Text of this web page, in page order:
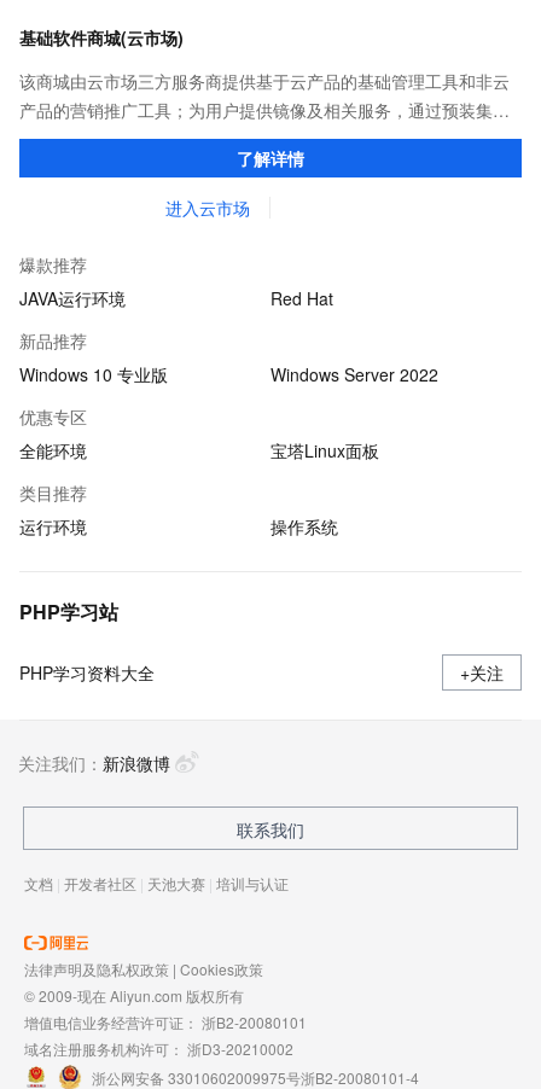
基础软件商城(云市场)
该商城由云市场三方服务商提供基于云产品的基础管理工具和非云
产品的营销推广工具；为用户提供镜像及相关服务，通过预装集成
环境及软件，实现云服务器即开即于阿里云的独立软件类，包括商
业软件、系统软件、营销软件等。了解详情
进入云市场
爆款推荐
JAVA运行环境
Red Hat
新品推荐
Windows 10 专业版
Windows Server 2022
优惠专区
全能环境
宝塔Linux面板
类目推荐
运行环境
操作系统
PHP学习站
PHP学习资料大全 +关注
关注我们： 新浪微博
联系我们
文档 | 开发者社区 | 天池大赛 | 培训与认证
法律声明及隐私权政策 | Cookies政策
© 2009-现在 Aliyun.com 版权所有
增值电信业务经营许可证： 浙B2-20080101
域名注册服务机构许可： 浙D3-20210002
浙公网安备 33010602009975号浙B2-20080101-4